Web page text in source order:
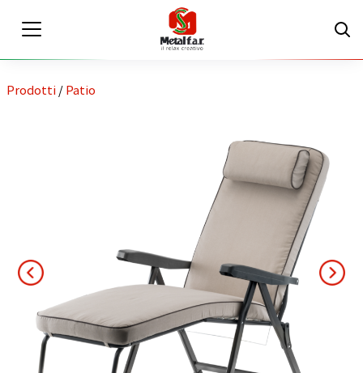
Area riservata
Prodotti / Patio